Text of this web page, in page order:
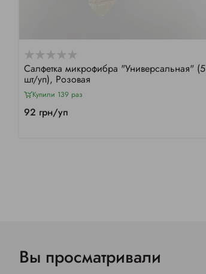
Салфетка микрофибра "Универсальная" (5
шт/уп), Розовая
Купили 139 раз
92 грн/уп
Вы просматривали